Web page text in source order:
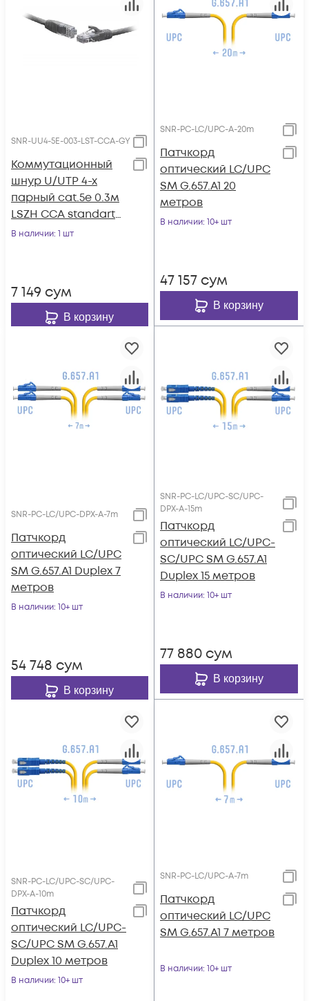
SNR-UU4-5E-003-LST-CCA-GY
Коммутационный
шнур U/UTP 4-х
парный cat.5e 0.3м
LSZH CCA standart
серый
В наличии: 1 шт
7 149 сум
В корзину
SNR-PC-LC/UPC-A-20m
Патчкорд
оптический LC/UPC
SM G.657.A1 20
метров
В наличии: 10+ шт
47 157 сум
В корзину
SNR-PC-LC/UPC-DPX-A-7m
Патчкорд
оптический LC/UPC
SM G.657.A1 Duplex 7
метров
В наличии: 10+ шт
54 748 сум
В корзину
SNR-PC-LC/UPC-SC/UPC-
DPX-A-15m
Патчкорд
оптический LC/UPC-
SC/UPC SM G.657.A1
Duplex 15 метров
В наличии: 10+ шт
77 880 сум
В корзину
SNR-PC-LC/UPC-SC/UPC-
DPX-A-10m
Патчкорд
оптический LC/UPC-
SC/UPC SM G.657.A1
Duplex 10 метров
В наличии: 10+ шт
SNR-PC-LC/UPC-A-7m
Патчкорд
оптический LC/UPC
SM G.657.A1 7 метров
В наличии: 10+ шт